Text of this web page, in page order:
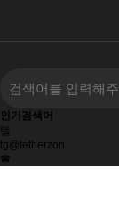
인기검색어
텔
tg@tetherzon
☎